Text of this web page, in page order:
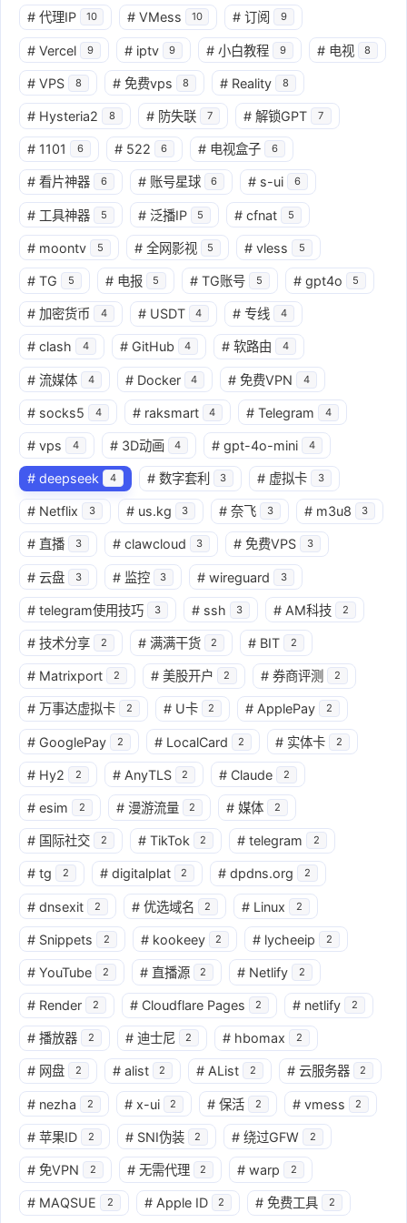
# 代理IP 10 # VMess 10 # 订阅 9
# Vercel 9 # iptv 9 # 小白教程 9 # 电视 8
# VPS 8 # 免费vps 8 # Reality 8
# Hysteria2 8 # 防失联 7 # 解锁GPT 7
# 1101 6 # 522 6 # 电视盒子 6
# 看片神器 6 # 账号星球 6 # s-ui 6
# 工具神器 5 # 泛播IP 5 # cfnat 5
# moontv 5 # 全网影视 5 # vless 5
# TG 5 # 电报 5 # TG账号 5 # gpt4o 5
# 加密货币 4 # USDT 4 # 专线 4
# clash 4 # GitHub 4 # 软路由 4
# 流媒体 4 # Docker 4 # 免费VPN 4
# socks5 4 # raksmart 4 # Telegram 4
# vps 4 # 3D动画 4 # gpt-4o-mini 4
# deepseek 4 # 数字套利 3 # 虚拟卡 3
# Netflix 3 # us.kg 3 # 奈飞 3 # m3u8 3
# 直播 3 # clawcloud 3 # 免费VPS 3
# 云盘 3 # 监控 3 # wireguard 3
# telegram使用技巧 3 # ssh 3 # AM科技 2
# 技术分享 2 # 满满干货 2 # BIT 2
# Matrixport 2 # 美股开户 2 # 券商评测 2
# 万事达虚拟卡 2 # U卡 2 # ApplePay 2
# GooglePay 2 # LocalCard 2 # 实体卡 2
# Hy2 2 # AnyTLS 2 # Claude 2
# esim 2 # 漫游流量 2 # 媒体 2
# 国际社交 2 # TikTok 2 # telegram 2
# tg 2 # digitalplat 2 # dpdns.org 2
# dnsexit 2 # 优选域名 2 # Linux 2
# Snippets 2 # kookeey 2 # lycheeip 2
# YouTube 2 # 直播源 2 # Netlify 2
# Render 2 # Cloudflare Pages 2 # netlify 2
# 播放器 2 # 迪士尼 2 # hbomax 2
# 网盘 2 # alist 2 # AList 2 # 云服务器 2
# nezha 2 # x-ui 2 # 保活 2 # vmess 2
# 苹果ID 2 # SNI伪装 2 # 绕过GFW 2
# 免VPN 2 # 无需代理 2 # warp 2
# MAQSUE 2 # Apple ID 2 # 免费工具 2